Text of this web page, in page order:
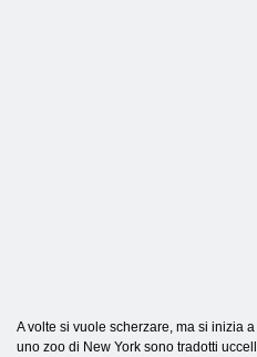
A volte si vuole scherzare, ma si inizia
uno zoo di New York sono tradotti